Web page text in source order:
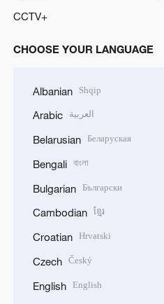
CCTV+
CHOOSE YOUR LANGUAGE
Albanian Shqip
Arabic العربية
Belarusian Беларуская
Bengali বাংলা
Bulgarian Български
Cambodian ខ្មែរ
Croatian Hrvatski
Czech Český
English English